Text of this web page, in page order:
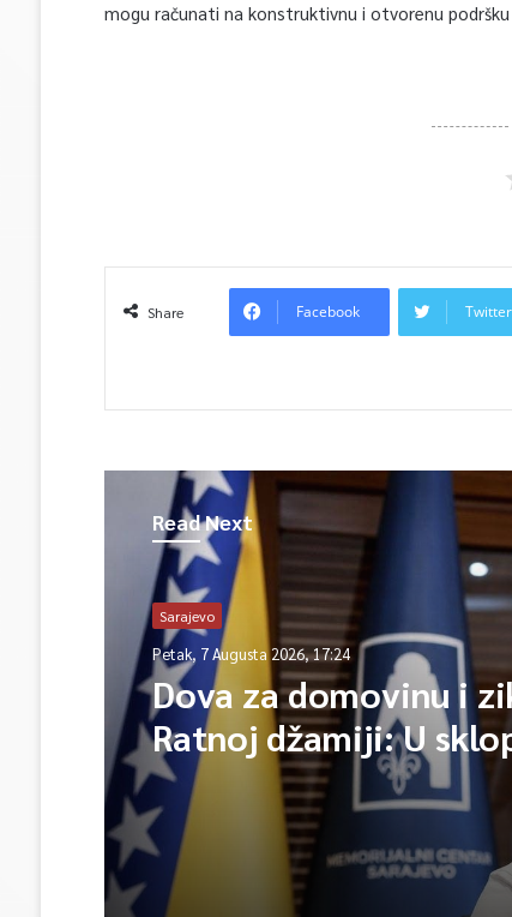
mogu računati na konstruktivnu i otvorenu
Share Facebook Twitter
Read Next
Sarajevo
Petak, 7 Augusta 2026, 17:16
Sarajevo u znaku
Bentbaša Cliff Diving
okuplja najbolje
vrhunsku zabavu